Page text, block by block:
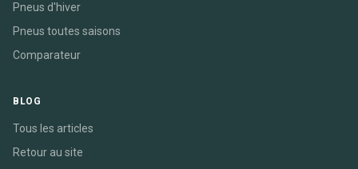
Pneus d'hiver
Pneus toutes saisons
Comparateur
BLOG
Tous les articles
Retour au site